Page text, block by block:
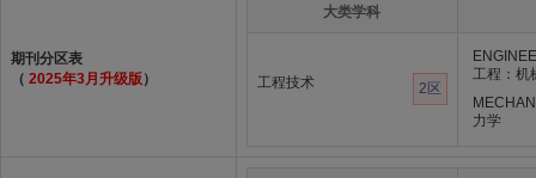
期刊分区表
（ 2025年3月升级版 ）
大类学科
工程技术 2区
工程：机
力学